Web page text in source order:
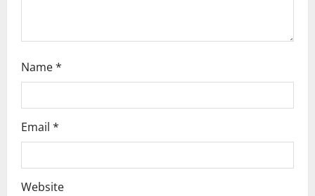
Name*
Email *
Website